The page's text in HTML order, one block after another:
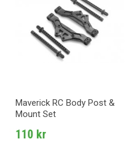
Maverick RC Body Post &
Mount Set
110 kr